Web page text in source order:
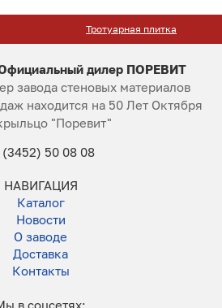
Тротуарная плитка
дилер ПОРЕВИТ
завода стеновых материалов
находится на 50 Лет Октября
"Поревит"
(3452) 50 08 08
НАВИГАЦИЯ
Каталог
Новости
О заводе
Доставка
Контакты
в соцсетях: